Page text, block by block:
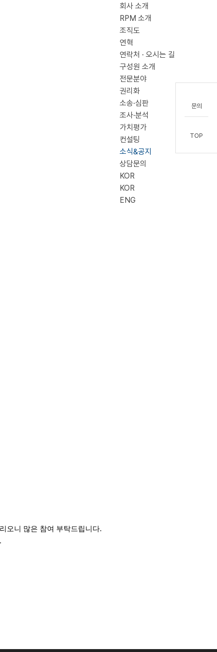
회사 소개
RPM 소개
조직도
연혁
연락처 · 오시는 길
구성원 소개
전문분야
권리화
소송·심판
조사·분석
가치평가
컨설팅
소식&공지
상담문의
KOR
KOR
ENG
오니 많은 참여 부탁드립니다.
문의
TOP